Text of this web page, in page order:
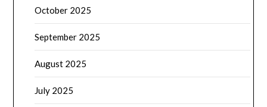
October 2025
September 2025
August 2025
July 2025